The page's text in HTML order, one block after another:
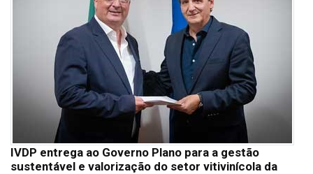
IVDP entrega ao Governo Plano para a gestão
sustentável e valorização do setor vitivinícola da